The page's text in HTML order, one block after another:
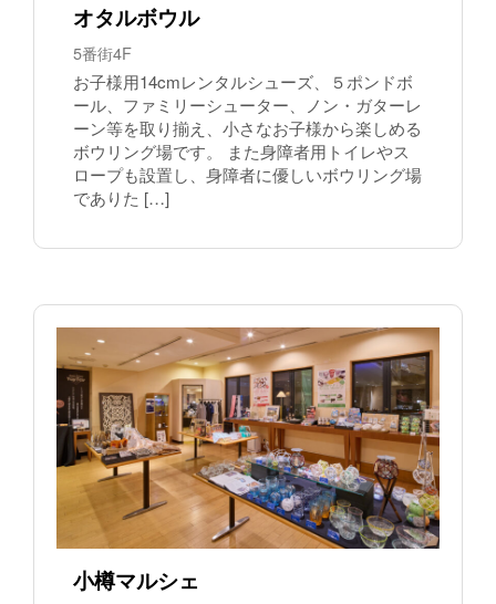
オタルボウル
5番街4F
お子様用14cmレンタルシューズ、５ポンドボ
ール、ファミリーシューター、ノン・ガターレ
ーン等を取り揃え、小さなお子様から楽しめる
ボウリング場です。 また身障者用トイレやス
ロープも設置し、身障者に優しいボウリング場
でありた […]
小樽マルシェ